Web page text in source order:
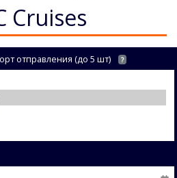
Cruises
отправления (до 5 шт) ?